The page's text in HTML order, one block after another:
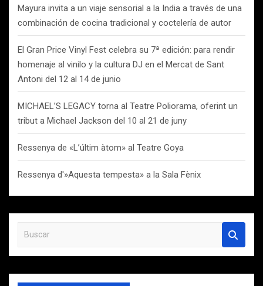
Mayura invita a un viaje sensorial a la India a través de una
combinación de cocina tradicional y coctelería de autor
El Gran Price Vinyl Fest celebra su 7ª edición: para rendir
homenaje al vinilo y la cultura DJ en el Mercat de Sant
Antoni del 12 al 14 de junio
MICHAEL’S LEGACY torna al Teatre Poliorama, oferint un
tribut a Michael Jackson del 10 al 21 de juny
Ressenya de «L’últim àtom» al Teatre Goya
Ressenya d'»Aquesta tempesta» a la Sala Fènix
s
c